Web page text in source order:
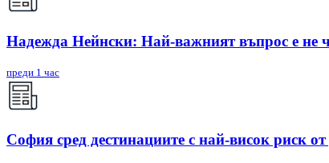
Надежда Нейнски: Най-важният въпрос е не
преди 1 час
София сред дестинациите с най-висок риск